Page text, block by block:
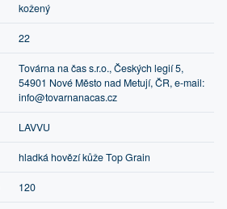
kožený
22
Továrna na čas s.r.o., Českých legií 5,
54901 Nové Město nad Metují, ČR, e-mail:
info@tovarnanacas.cz
LAVVU
hladká hovězí kůže Top Grain
120